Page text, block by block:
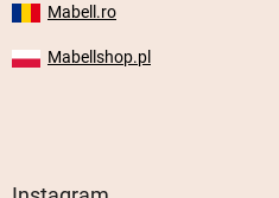
Mabell.ro
Mabellshop.pl